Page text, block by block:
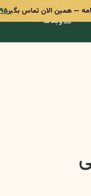
— همین الان تماس بگیر
📰وبلاگ